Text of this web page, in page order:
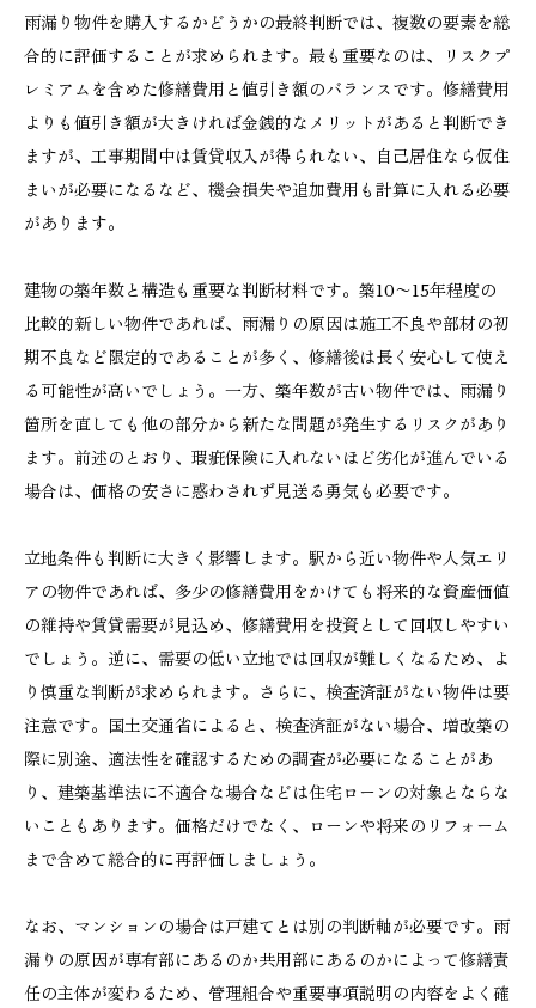
雨漏り物件を購入するかどうかの最終判断では、複数の要素を総
合的に評価することが求められます。最も重要なのは、リスクプ
レミアムを含めた修繕費用と値引き額のバランスです。修繕費用
よりも値引き額が大きければ金銭的なメリットがあると判断でき
ますが、工事期間中は賃貸収入が得られない、自己居住なら仮住
まいが必要になるなど、機会損失や追加費用も計算に入れる必要
があります。
建物の築年数と構造も重要な判断材料です。築10〜15年程度の
比較的新しい物件であれば、雨漏りの原因は施工不良や部材の初
期不良など限定的であることが多く、修繕後は長く安心して使え
る可能性が高いでしょう。一方、築年数が古い物件では、雨漏り
箇所を直しても他の部分から新たな問題が発生するリスクがあり
ます。前述のとおり、瑕疵保険に入れないほど劣化が進んでいる
場合は、価格の安さに惑わされず見送る勇気も必要です。
立地条件も判断に大きく影響します。駅から近い物件や人気エリ
アの物件であれば、多少の修繕費用をかけても将来的な資産価値
の維持や賃貸需要が見込め、修繕費用を投資として回収しやすい
でしょう。逆に、需要の低い立地では回収が難しくなるため、よ
り慎重な判断が求められます。さらに、検査済証がない物件は要
注意です。国土交通省によると、検査済証がない場合、増改築の
際に別途、適法性を確認するための調査が必要になることがあ
り、建築基準法に不適合な場合などは住宅ローンの対象とならな
いこともあります。価格だけでなく、ローンや将来のリフォーム
まで含めて総合的に再評価しましょう。
なお、マンションの場合は戸建てとは別の判断軸が必要です。雨
漏りの原因が専有部にあるのか共用部にあるのかによって修繕責
任の主体が変わるため、管理組合や重要事項説明の内容をよく確